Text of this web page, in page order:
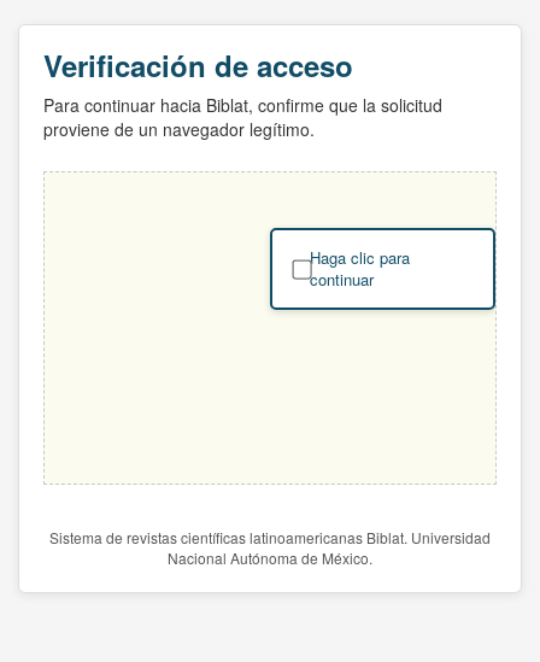
Verificación de acceso
Para continuar hacia Biblat, confirme que la solicitud
proviene de un navegador legítimo.
Haga clic para
continuar
Sistema de revistas científicas latinoamericanas Biblat. Universidad
Nacional Autónoma de México.